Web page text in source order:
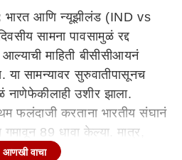
भारत आणि न्यूझीलंड (IND vs
सामना पावसामुळं रद्द
माहिती बीसीसीआयनं
या सामन्यावर सुरुवातीपासूनच
नाणेफेकीलाही उशीर झाला.
फलंदाजी करताना भारतीय संघानं
89 धावा केल्या. मात्र,
बराच उशीर झाला. अखेर हा
आणखी वाचा